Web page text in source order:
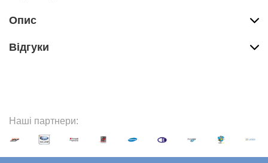
Опис
Вiдгуки
Наші партнери: